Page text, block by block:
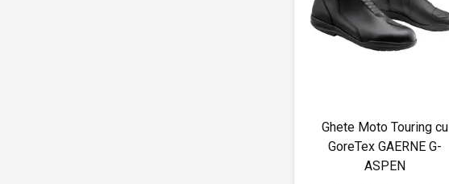
Ghete Moto Touring cu
GoreTex GAERNE G-
ASPEN